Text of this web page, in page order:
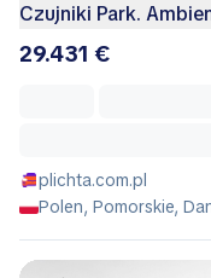
Czujniki Park.
29.431 €
plichta.com.pl
Polen, Pomorskie,